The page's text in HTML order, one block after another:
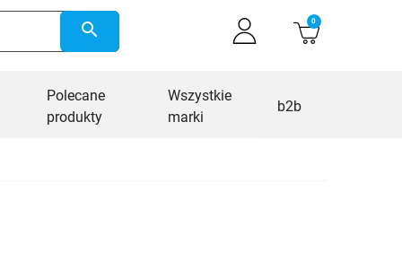
search 0
Polecane
produkty
Wszystkie
marki
b2b